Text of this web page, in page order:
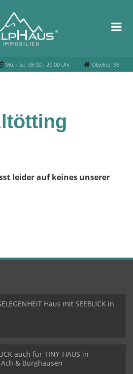
Mo. - So. 08.00 - 20.00 Uhr Objekte: 98
leider auf keines unserer
Haus mit SEEBLICK in
auch für TINY-HAUS in
& Burghausen